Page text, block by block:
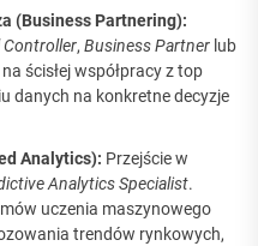
(Business Partnering):
Controller, Business Partner lub
ścisłej współpracy z top
danych na konkretne decyzje
Analytics): Przejście w
Analytics Specialist.
uczenia maszynowego
trendów rynkowych,